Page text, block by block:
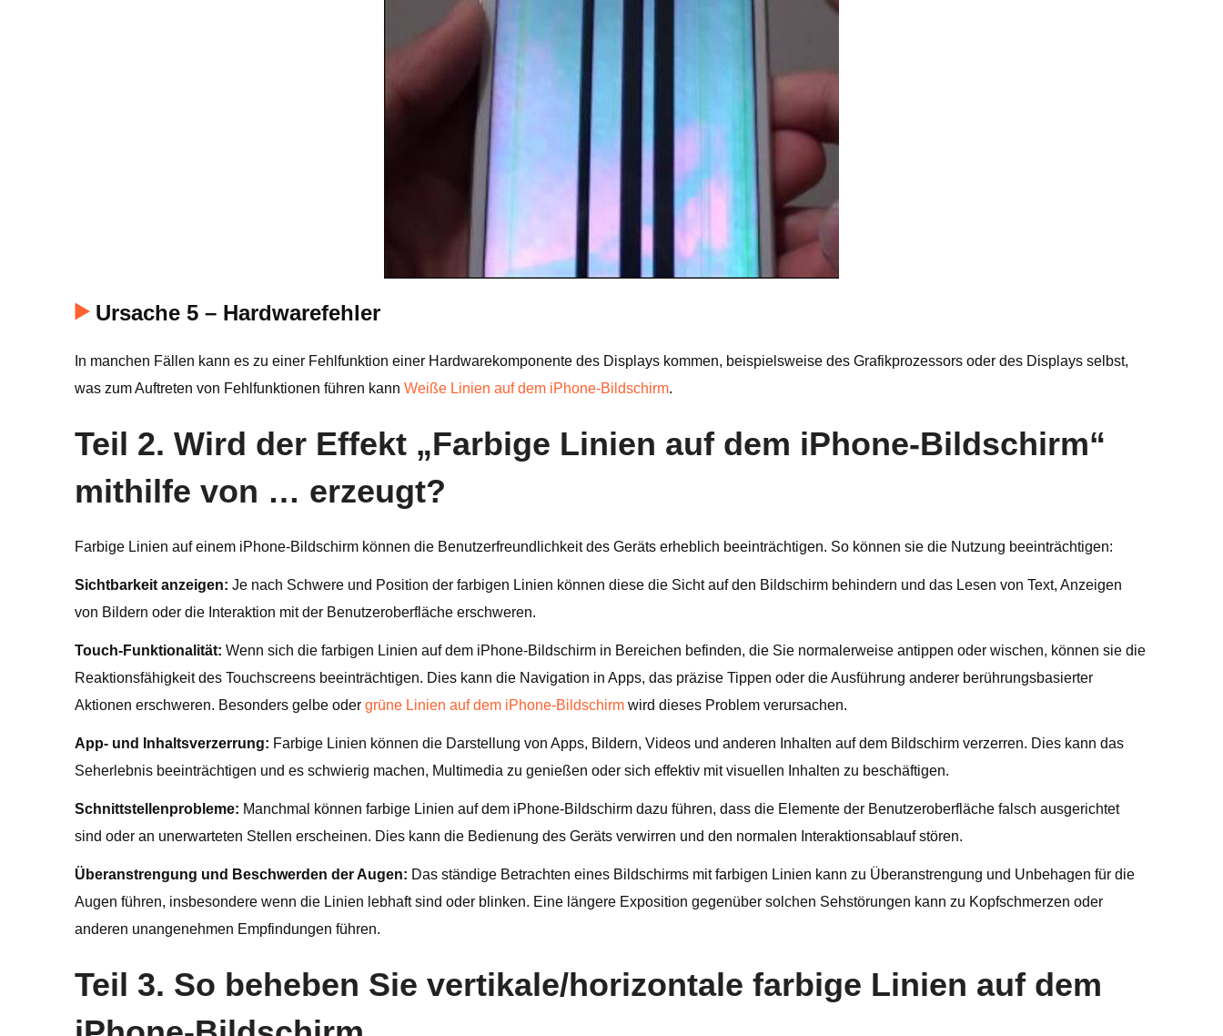
Ursache 5 – Hardwarefehler
In manchen Fällen kann es zu einer Fehlfunktion einer Hardwarekomponente des Displays kommen, beispielsweise des Grafikprozessors oder des Displays selbst,
was zum Auftreten von Fehlfunktionen führen kann Weiße Linien auf dem iPhone-Bildschirm.
Teil 2. Wird der Effekt „Farbige Linien auf dem iPhone-Bildschirm“
mithilfe von … erzeugt?
Farbige Linien auf einem iPhone-Bildschirm können die Benutzerfreundlichkeit des Geräts erheblich beeinträchtigen. So können sie die Nutzung beeinträchtigen:
Sichtbarkeit anzeigen: Je nach Schwere und Position der farbigen Linien können diese die Sicht auf den Bildschirm behindern und das Lesen von Text, Anzeigen
von Bildern oder die Interaktion mit der Benutzeroberfläche erschweren.
Touch-Funktionalität: Wenn sich die farbigen Linien auf dem iPhone-Bildschirm in Bereichen befinden, die Sie normalerweise antippen oder wischen, können sie die
Reaktionsfähigkeit des Touchscreens beeinträchtigen. Dies kann die Navigation in Apps, das präzise Tippen oder die Ausführung anderer berührungsbasierter
Aktionen erschweren. Besonders gelbe oder grüne Linien auf dem iPhone-Bildschirm wird dieses Problem verursachen.
App- und Inhaltsverzerrung: Farbige Linien können die Darstellung von Apps, Bildern, Videos und anderen Inhalten auf dem Bildschirm verzerren. Dies kann das
Seherlebnis beeinträchtigen und es schwierig machen, Multimedia zu genießen oder sich effektiv mit visuellen Inhalten zu beschäftigen.
Schnittstellenprobleme: Manchmal können farbige Linien auf dem iPhone-Bildschirm dazu führen, dass die Elemente der Benutzeroberfläche falsch ausgerichtet
sind oder an unerwarteten Stellen erscheinen. Dies kann die Bedienung des Geräts verwirren und den normalen Interaktionsablauf stören.
Überanstrengung und Beschwerden der Augen: Das ständige Betrachten eines Bildschirms mit farbigen Linien kann zu Überanstrengung und Unbehagen für die
Augen führen, insbesondere wenn die Linien lebhaft sind oder blinken. Eine längere Exposition gegenüber solchen Sehstörungen kann zu Kopfschmerzen oder
anderen unangenehmen Empfindungen führen.
Teil 3. So beheben Sie vertikale/horizontale farbige Linien auf dem